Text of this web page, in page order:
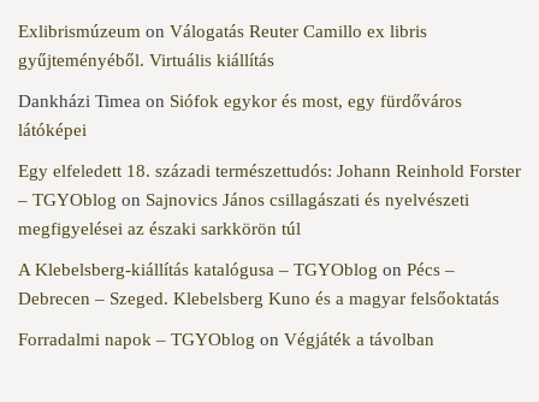
Exlibrismúzeum on Válogatás Reuter Camillo ex libris
gyűjteményéből. Virtuális kiállítás
Dankházi Timea on Siófok egykor és most, egy fürdőváros
látóképei
Egy elfeledett 18. századi természettudós: Johann Reinhold Forster
– TGYOblog on Sajnovics János csillagászati és nyelvészeti
megfigyelései az északi sarkkörön túl
A Klebelsberg-kiállítás katalógusa – TGYOblog on Pécs –
Debrecen – Szeged. Klebelsberg Kuno és a magyar felsőoktatás
Forradalmi napok – TGYOblog on Végjáték a távolban